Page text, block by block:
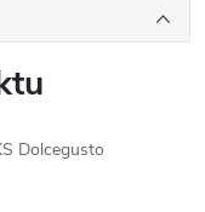
Dolcegusto